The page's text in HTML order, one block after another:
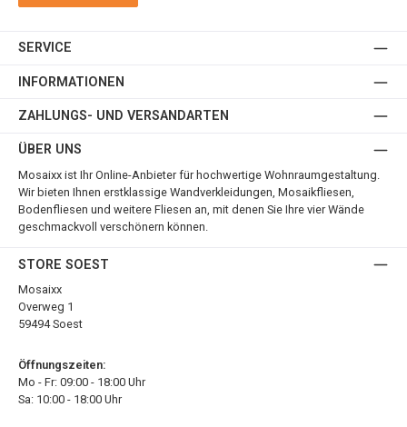
SERVICE
INFORMATIONEN
ZAHLUNGS- UND VERSANDARTEN
ÜBER UNS
Mosaixx ist Ihr Online-Anbieter für hochwertige Wohnraumgestaltung.
Wir bieten Ihnen erstklassige Wandverkleidungen, Mosaikfliesen,
Bodenfliesen und weitere Fliesen an, mit denen Sie Ihre vier Wände
geschmackvoll verschönern können.
STORE SOEST
Mosaixx
Overweg 1
59494 Soest
Öffnungszeiten:
Mo - Fr: 09:00 - 18:00 Uhr
Sa: 10:00 - 18:00 Uhr